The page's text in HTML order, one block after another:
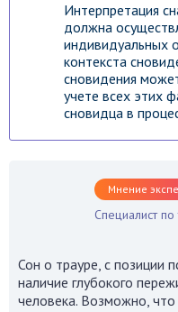
Интерпретация
должна
индивидуальных
контекста
сновидения
учете всех этих
сновидца в
Мнение
Специалист
Сон о трауре, с позиции
наличие глубокого
человека. Возможно,